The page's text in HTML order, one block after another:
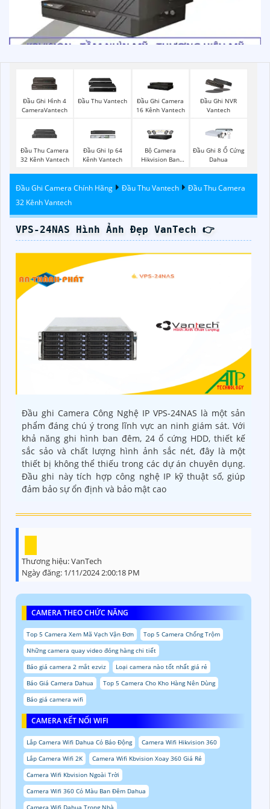
Đầu Ghi Hình 4
CameraVantech
Đầu Thu Vantech
Đầu Ghi Camera
16 Kênh Vantech
Đầu Ghi NVR
Vantech
Đầu Thu Camera
32 Kênh Vantech
Đầu Ghi Ip 64
Kênh Vantech
Bộ Camera
Hikvision Ban
Đầu Ghi 8 Ổ Cứng
Dahua
Đầu Ghi Camera Chính Hãng Đầu Thu Vantech
Đầu Thu Camera
32 Kênh Vantech
VPS-24NAS Hình Ảnh Đẹp VanTech 👉
Đầu ghi Camera Công Nghệ IP VPS-24NAS là một sản
phẩm đáng chú ý trong lĩnh vực an ninh giám sát. Với
khả năng ghi hình ban đêm, 24 ổ cứng HDD, thiết kế
sắc sảo và chất lượng hình ảnh sắc nét, đây là một
thiết bị không thể thiếu trong các dự án chuyên dụng.
Đầu ghi này tích hợp công nghệ IP kỹ thuật số, giúp
đảm bảo sự ổn định và bảo mật cao
Thương hiệu:VanTech
Ngày đăng: 1/11/2024 2:00:18 PM
CAMERA THEO CHỨC NĂNG
Top 5 Camera Xem Mã Vạch Vận Đơn
Top 5 Camera Chống Trộm
Những camera quay video đóng hàng chi tiết
Báo giá camera 2 mắt ezviz
Loại camera nào tốt nhất giá rẻ
Báo Giá Camera Dahua
Top 5 Camera Cho Kho Hàng Nên Dùng
Báo giá camera wifi
CAMERA KẾT NỐI WIFI
Lắp Camera Wifi Dahua Có Báo Động
Camera Wifi Hikvision 360
Lắp Camera Wifi 2K
Camera Wifi Kbvision Xoay 360 Giá Rẻ
Camera Wifi Kbvision Ngoài Trời
Camera Wifi 360 Có Màu Ban Đêm Dahua
Camera Wifi Dahua Trong Nhà